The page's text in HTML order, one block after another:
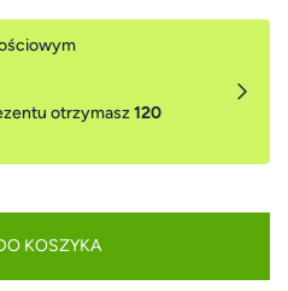
otrzymasz120
KOSZYKA